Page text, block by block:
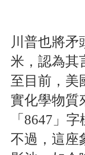
川普也將矛
米，認為其
至目前，美
實化學物質
「8647」
不過，這座